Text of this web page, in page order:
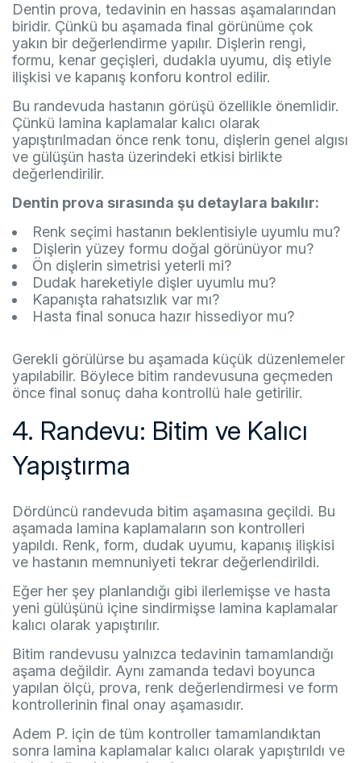
Dentin prova, tedavinin en hassas aşamalarından
biridir. Çünkü bu aşamada final görünüme çok
yakın bir değerlendirme yapılır. Dişlerin rengi,
formu, kenar geçişleri, dudakla uyumu, diş etiyle
ilişkisi ve kapanış konforu kontrol edilir.
Bu randevuda hastanın görüşü özellikle önemlidir.
Çünkü lamina kaplamalar kalıcı olarak
yapıştırılmadan önce renk tonu, dişlerin genel algısı
ve gülüşün hasta üzerindeki etkisi birlikte
değerlendirilir.
Dentin prova sırasında şu detaylara bakılır:
Renk seçimi hastanın beklentisiyle uyumlu mu?
Dişlerin yüzey formu doğal görünüyor mu?
Ön dişlerin simetrisi yeterli mi?
Dudak hareketiyle dişler uyumlu mu?
Kapanışta rahatsızlık var mı?
Hasta final sonuca hazır hissediyor mu?
Gerekli görülürse bu aşamada küçük düzenlemeler
yapılabilir. Böylece bitim randevusuna geçmeden
önce final sonuç daha kontrollü hale getirilir.
4. Randevu: Bitim ve Kalıcı
Yapıştırma
Dördüncü randevuda bitim aşamasına geçildi. Bu
aşamada lamina kaplamaların son kontrolleri
yapıldı. Renk, form, dudak uyumu, kapanış ilişkisi
ve hastanın memnuniyeti tekrar değerlendirildi.
Eğer her şey planlandığı gibi ilerlemişse ve hasta
yeni gülüşünü içine sindirmişse lamina kaplamalar
kalıcı olarak yapıştırılır.
Bitim randevusu yalnızca tedavinin tamamlandığı
aşama değildir. Aynı zamanda tedavi boyunca
yapılan ölçü, prova, renk değerlendirmesi ve form
kontrollerinin final onay aşamasıdır.
Adem P. için de tüm kontroller tamamlandıktan
sonra lamina kaplamalar kalıcı olarak yapıştırıldı ve